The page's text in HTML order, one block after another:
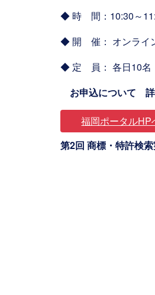
◆ 時 間：10:30～
◆ 開 催： オンライ
◆ 定 員： 各日10名
お申込について 詳
福岡ポータルHP
第2回 商標・特許検